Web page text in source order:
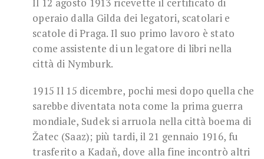
operaio dalla Gilda dei legatori, scatolari e
scatole di Praga. Il suo primo lavoro è stato
come assistente di un legatore di libri nella
città di Nymburk.
1915 Il 15 dicembre, pochi mesi dopo quella che
sarebbe diventata nota come la prima guerra
mondiale, Sudek si arruola nella città boema di
Žatec (Saaz); più tardi, il 21 gennaio 1916, fu
trasferito a Kadaň, dove alla fine incontrò altri